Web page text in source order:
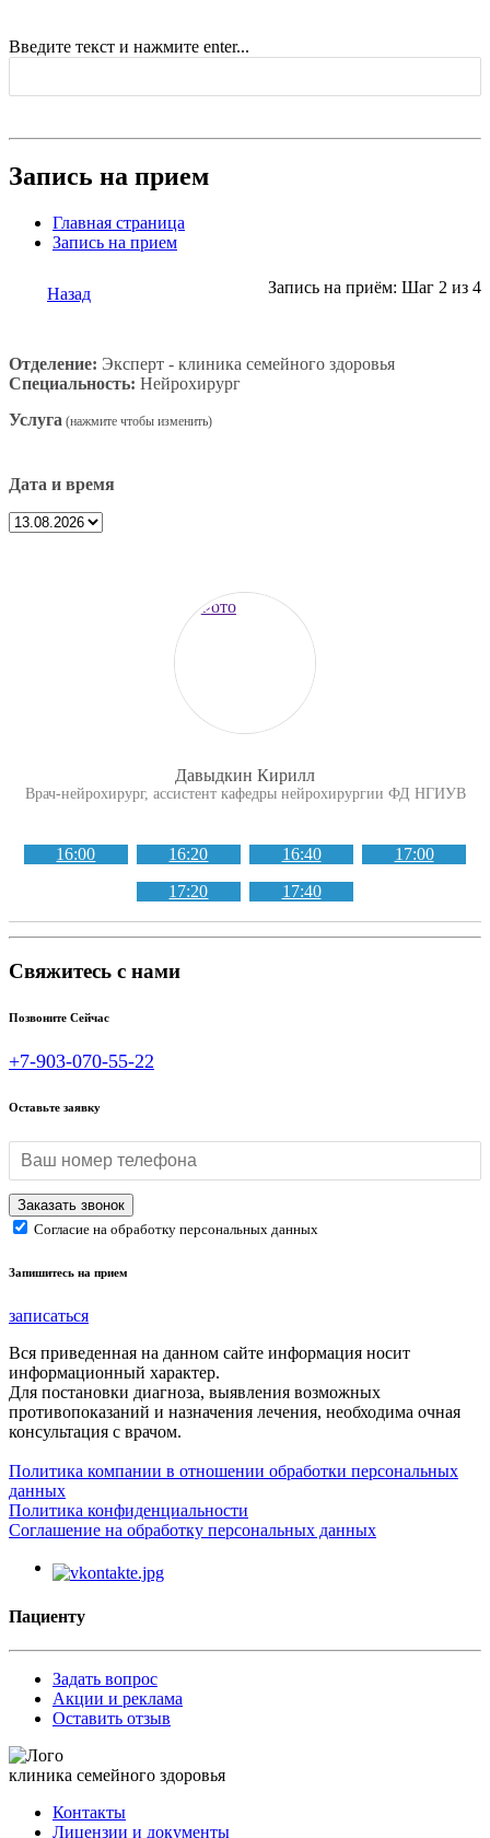
Введите текст и нажмите enter...
Запись на прием
Главная страница
Запись на прием
Назад Запись на приём: Шаг 2 из 4
Отделение: Эксперт - клиника семейного здоровья
Специальность: Нейрохирург
Услуга
Дата и время
Давыдкин Кирилл
Врач-нейрохирург, ассистент кафедры нейрохирургии ФД НГИУВ
16:00 16:20 16:40
17:00
17:20
17:40
Свяжитесь с нами
Позвоните Сейчас
+7-903-070-55-22
Оставьте заявку
Согласие на обработку персональных данных
Запишитесь на прием
записаться
Вся приведенная на данном сайте информация носит
информационный характер.
Для постановки диагноза, выявления возможных
противопоказаний и назначения лечения, необходима очная
консультация с врачом.
Политика компании в отношении обработки персональных
данных
Политика конфиденциальности
Соглашение на обработку персональных данных
Пациенту
Задать вопрос
Акции и реклама
Оставить отзыв
клиника семейного здоровья
Контакты
Лицензии и документы